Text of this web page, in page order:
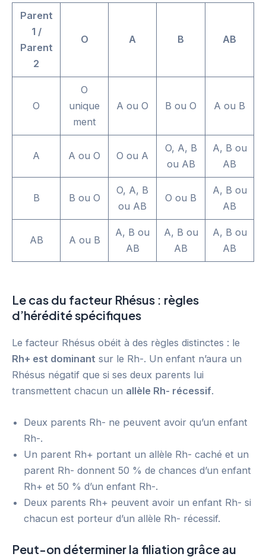
Parent
1 /
Parent
2
O A B AB
O
O
unique
ment
A ou O B ou O A ou B
A A ou O O ou A
O, A, B
ou AB
A, B ou
AB
B B ou O
O, A, B
ou AB
O ou B
A, B ou
AB
AB A ou B
A, B ou
AB
A, B ou
AB
A, B ou
AB
Le cas du facteur Rhésus : règles
d’hérédité spécifiques
Le facteur Rhésus obéit à des règles distinctes : le
Rh+ est dominant sur le Rh-. Un enfant n’aura un
Rhésus négatif que si ses deux parents lui
transmettent chacun un allèle Rh- récessif.
Deux parents Rh- ne peuvent avoir qu’un enfant
Rh-.
Un parent Rh+ portant un allèle Rh- caché et un
parent Rh- donnent 50 % de chances d’un enfant
Rh+ et 50 % d’un enfant Rh-.
Deux parents Rh+ peuvent avoir un enfant Rh- si
chacun est porteur d’un allèle Rh- récessif.
Peut-on déterminer la filiation grâce au